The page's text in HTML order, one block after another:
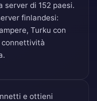
server di 152 paesi.
finlandesi:
Turku con
e ottieni